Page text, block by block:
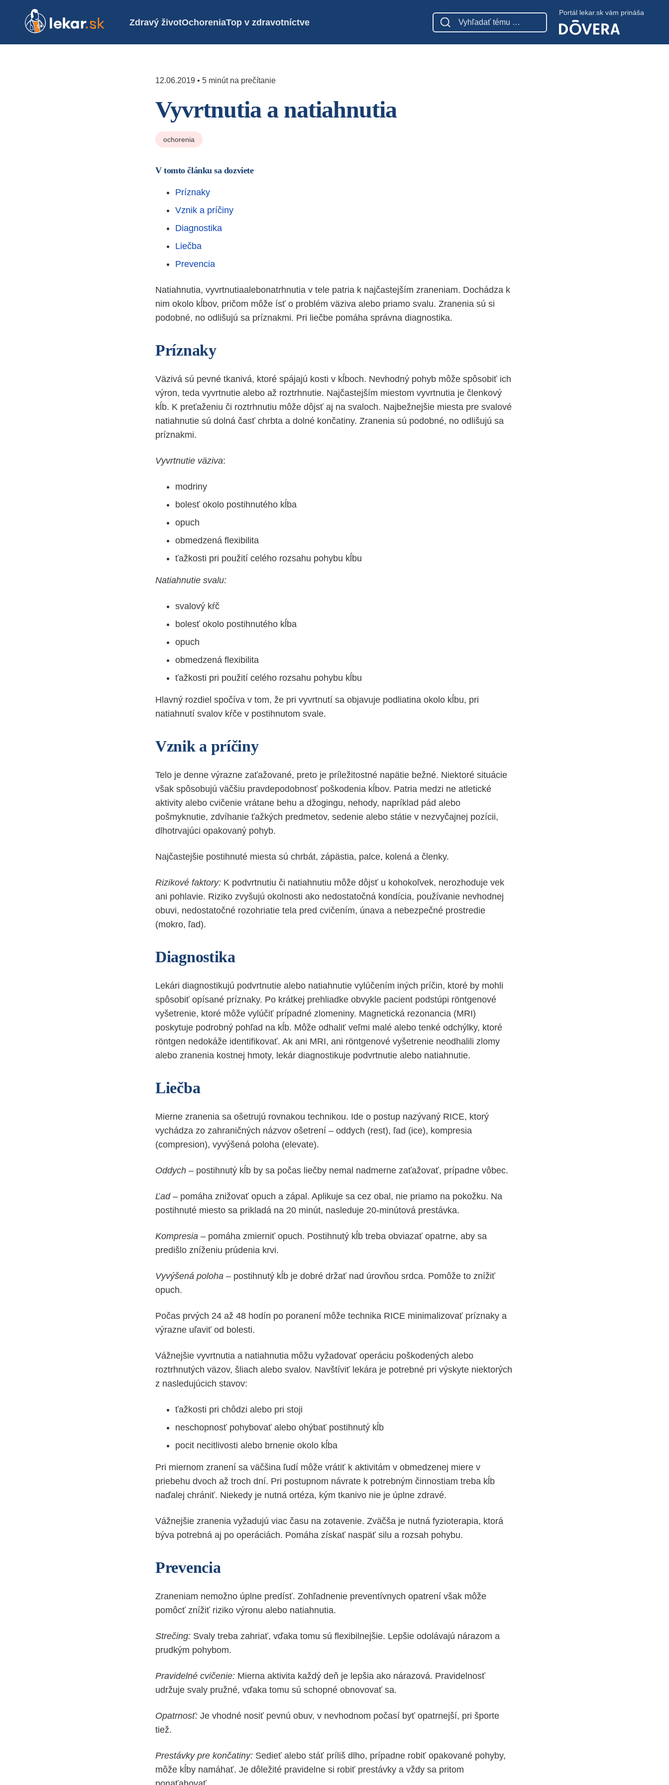
Zdravý životOchoreniaTop v zdravotníctve
Portál lekar.sk vám prináša
12.06.2019 • 5 minút na prečítanie
Vyvrtnutia a natiahnutia
ochorenia
V tomto článku sa dozviete
Príznaky
Vznik a príčiny
Diagnostika
Liečba
Prevencia
Natiahnutia, vyvrtnutiaalebonatrhnutia v tele patria k najčastejším zraneniam. Dochádza k
nim okolo kĺbov, pričom môže ísť o problém väziva alebo priamo svalu. Zranenia sú si
podobné, no odlišujú sa príznakmi. Pri liečbe pomáha správna diagnostika.
Príznaky
Väzivá sú pevné tkanivá, ktoré spájajú kosti v kĺboch. Nevhodný pohyb môže spôsobiť ich
výron, teda vyvrtnutie alebo až roztrhnutie. Najčastejším miestom vyvrtnutia je členkový
kĺb. K preťaženiu či roztrhnutiu môže dôjsť aj na svaloch. Najbežnejšie miesta pre svalové
natiahnutie sú dolná časť chrbta a dolné končatiny. Zranenia sú podobné, no odlišujú sa
príznakmi.
Vyvrtnutie väziva:
modriny
bolesť okolo postihnutého kĺba
opuch
obmedzená flexibilita
ťažkosti pri použití celého rozsahu pohybu kĺbu
Natiahnutie svalu:
svalový kŕč
bolesť okolo postihnutého kĺba
opuch
obmedzená flexibilita
ťažkosti pri použití celého rozsahu pohybu kĺbu
Hlavný rozdiel spočíva v tom, že pri vyvrtnutí sa objavuje podliatina okolo kĺbu, pri
natiahnutí svalov kŕče v postihnutom svale.
Vznik a príčiny
Telo je denne výrazne zaťažované, preto je príležitostné napätie bežné. Niektoré situácie
však spôsobujú väčšiu pravdepodobnosť poškodenia kĺbov. Patria medzi ne atletické
aktivity alebo cvičenie vrátane behu a džogingu, nehody, napríklad pád alebo
pošmyknutie, zdvíhanie ťažkých predmetov, sedenie alebo státie v nezvyčajnej pozícii,
dlhotrvajúci opakovaný pohyb.
Najčastejšie postihnuté miesta sú chrbát, zápästia, palce, kolená a členky.
Rizikové faktory: K podvrtnutiu či natiahnutiu môže dôjsť u kohokoľvek, nerozhoduje vek
ani pohlavie. Riziko zvyšujú okolnosti ako nedostatočná kondícia, používanie nevhodnej
obuvi, nedostatočné rozohriatie tela pred cvičením, únava a nebezpečné prostredie
(mokro, ľad).
Diagnostika
Lekári diagnostikujú podvrtnutie alebo natiahnutie vylúčením iných príčin, ktoré by mohli
spôsobiť opísané príznaky. Po krátkej prehliadke obvykle pacient podstúpi röntgenové
vyšetrenie, ktoré môže vylúčiť prípadné zlomeniny. Magnetická rezonancia (MRI)
poskytuje podrobný pohľad na kĺb. Môže odhaliť veľmi malé alebo tenké odchýlky, ktoré
röntgen nedokáže identifikovať. Ak ani MRI, ani röntgenové vyšetrenie neodhalili zlomy
alebo zranenia kostnej hmoty, lekár diagnostikuje podvrtnutie alebo natiahnutie.
Liečba
Mierne zranenia sa ošetrujú rovnakou technikou. Ide o postup nazývaný RICE, ktorý
vychádza zo zahraničných názvov ošetrení – oddych (rest), ľad (ice), kompresia
(compresion), vyvýšená poloha (elevate).
Oddych – postihnutý kĺb by sa počas liečby nemal nadmerne zaťažovať, prípadne vôbec.
Ľad– pomáha znižovať opuch a zápal. Aplikuje sa cez obal, nie priamo na pokožku. Na
postihnuté miesto sa prikladá na 20 minút, nasleduje 20-minútová prestávka.
Kompresia – pomáha zmierniť opuch. Postihnutý kĺb treba obviazať opatrne, aby sa
predišlo zníženiu prúdenia krvi.
Vyvýšená poloha – postihnutý kĺb je dobré držať nad úrovňou srdca. Pomôže to znížiť
opuch.
Počas prvých 24 až 48 hodín po poranení môže technika RICE minimalizovať príznaky a
výrazne uľaviť od bolesti.
Vážnejšie vyvrtnutia a natiahnutia môžu vyžadovať operáciu poškodených alebo
roztrhnutých väzov, šliach alebo svalov. Navštíviť lekára je potrebné pri výskyte niektorých
z nasledujúcich stavov:
ťažkosti pri chôdzi alebo pri stoji
neschopnosť pohybovať alebo ohýbať postihnutý kĺb
pocit necitlivosti alebo brnenie okolo kĺba
Pri miernom zranení sa väčšina ľudí môže vrátiť k aktivitám v obmedzenej miere v
priebehu dvoch až troch dní. Pri postupnom návrate k potrebným činnostiam treba kĺb
naďalej chrániť. Niekedy je nutná ortéza, kým tkanivo nie je úplne zdravé.
Vážnejšie zranenia vyžadujú viac času na zotavenie. Zväčša je nutná fyzioterapia, ktorá
býva potrebná aj po operáciách. Pomáha získať naspäť silu a rozsah pohybu.
Prevencia
Zraneniam nemožno úplne predísť. Zohľadnenie preventívnych opatrení však môže
pomôcť znížiť riziko výronu alebo natiahnutia.
Strečing: Svaly treba zahriať, vďaka tomu sú flexibilnejšie. Lepšie odolávajú nárazom a
prudkým pohybom.
Pravidelné cvičenie: Mierna aktivita každý deň je lepšia ako nárazová. Pravidelnosť
udržuje svaly pružné, vďaka tomu sú schopné obnovovať sa.
Opatrnosť: Je vhodné nosiť pevnú obuv, v nevhodnom počasí byť opatrnejší, pri športe
tiež.
Prestávky pre končatiny: Sedieť alebo stáť príliš dlho, prípadne robiť opakované pohyby,
môže kĺby namáhať. Je dôležité pravidelne si robiť prestávky a vždy sa pritom